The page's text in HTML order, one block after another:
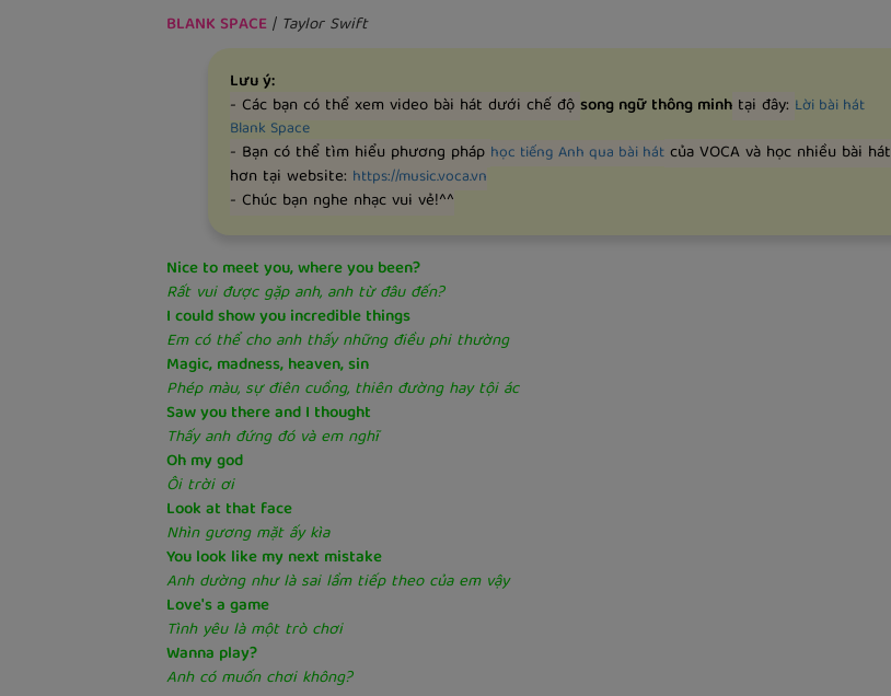
BLANK SPACE| Taylor Swift
Lưu ý:
- Các bạn có thể xem video bài hát dưới chế độsong ngữ thông minhtại đây: Lời bài hát
Blank Space
- Bạn có thể tìm hiểu phương pháp học tiếng Anh qua bài hát của VOCA và học nhiều bài hát
hơn tại website: https://music.voca.vn
- Chúc bạn nghe nhạc vui vẻ!^^
Nice to meet you, where you been?
Rất vui được gặp anh, anh từ đâu đến?
I could show you incredible things
Em có thể cho anh thấy những điều phi thường
Magic, madness, heaven, sin
Phép màu, sự điên cuồng, thiên đường hay tội ác
Saw you there and I thought
Thấy anh đứng đó và em nghĩ
Oh my god
Ôi trời ơi
Look at that face
Nhìn gương mặt ấy kìa
You look like my next mistake
Anh dường như là sai lầm tiếp theo của em vậy
Love's a game
Tình yêu là một trò chơi
Wanna play?
Anh có muốn chơi không?